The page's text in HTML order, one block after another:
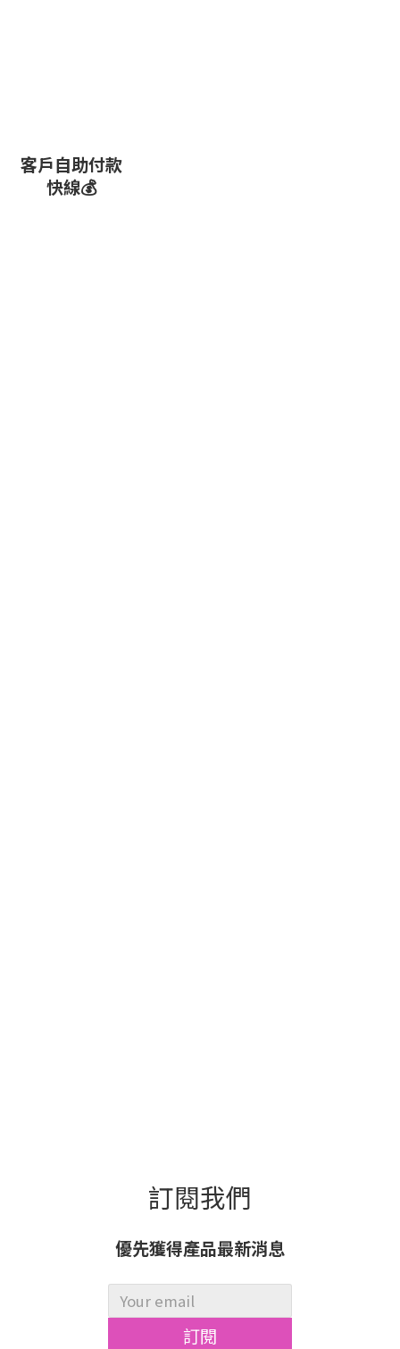
客戶自助付款
快線💰
訂閱我們
優先獲得產品最新消息
訂閱